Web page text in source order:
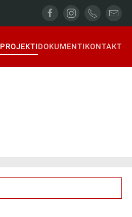
PROJEKTIDOKUMENTIKONTAKT